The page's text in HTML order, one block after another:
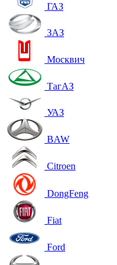
ГАЗ
ЗАЗ
Москвич
ТагАЗ
УАЗ
BAW
Citroen
DongFeng
Fiat
Ford